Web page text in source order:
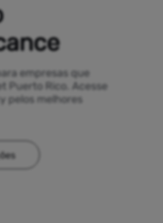
empresas que
Puerto Rico. Acesse
pelos melhores